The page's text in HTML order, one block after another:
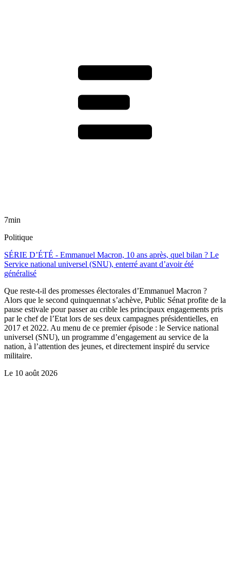
7min
Politique
SÉRIE D’ÉTÉ - Emmanuel Macron, 10 ans après, quel bilan ? Le
Service national universel (SNU), enterré avant d’avoir été
généralisé
Que reste-t-il des promesses électorales d’Emmanuel Macron ?
Alors que le second quinquennat s’achève, Public Sénat profite de la
pause estivale pour passer au crible les principaux engagements pris
par le chef de l’Etat lors de ses deux campagnes présidentielles, en
2017 et 2022. Au menu de ce premier épisode : le Service national
universel (SNU), un programme d’engagement au service de la
nation, à l’attention des jeunes, et directement inspiré du service
militaire.
Le 10 août 2026